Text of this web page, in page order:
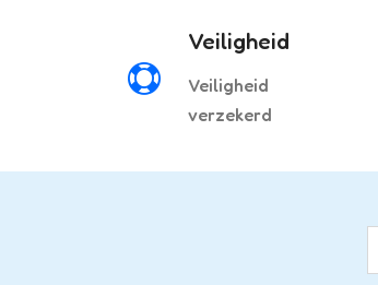

Veiligheid
Veiligheid
verzekerd